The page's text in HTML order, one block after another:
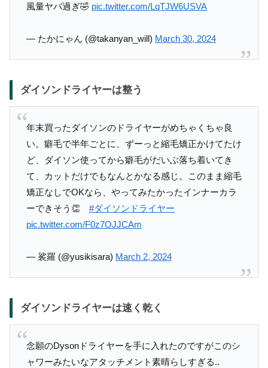
風量ヤバ過ぎ🤣 pic.twitter.com/LqTJW6USVA
— たかにゃん (@takanyan_will) March 30, 2024
ダイソンドライヤーは整う
年末買ったダイソンのドライヤーがめちゃくちゃ良
い。癖毛で半年ごとに、ずーっと縮毛矯正かけてたけ
ど、ダイソン使ってから癖毛がだいぶ落ち着いてき
て、カットだけでもなんとかなる感じ。このまま縮毛
矯正なしでOKなら、やってみたかったインナーカラ
ーできそう👏 #ダイソンドライヤー
pic.twitter.com/F0z7OJJCAm
— 裟羅 (@yusikisara) March 2, 2024
ダイソンドライヤーは速く乾く
念願のDysonドライヤーを手に入れたのですがこのシ
ャワーみたいなアタッチメント素晴らしすぎる..